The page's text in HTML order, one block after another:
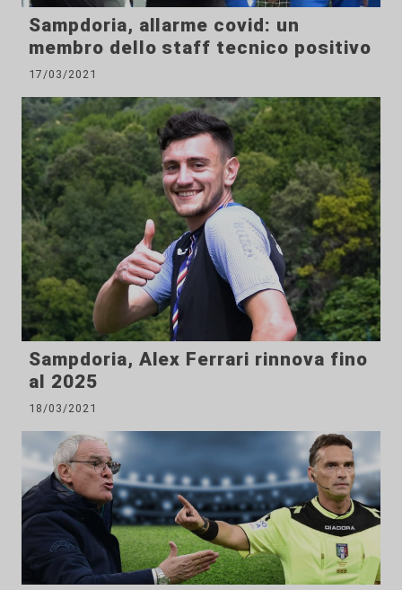
Sampdoria, allarme covid: un
membro dello staff tecnico positivo
17/03/2021
Sampdoria, Alex Ferrari rinnova fino
al 2025
18/03/2021